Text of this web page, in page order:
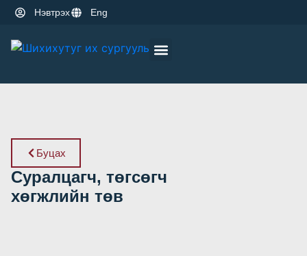
Нэвтрэх Eng
Буцах
Суралцагч, төгсөгч
хөгжлийн төв